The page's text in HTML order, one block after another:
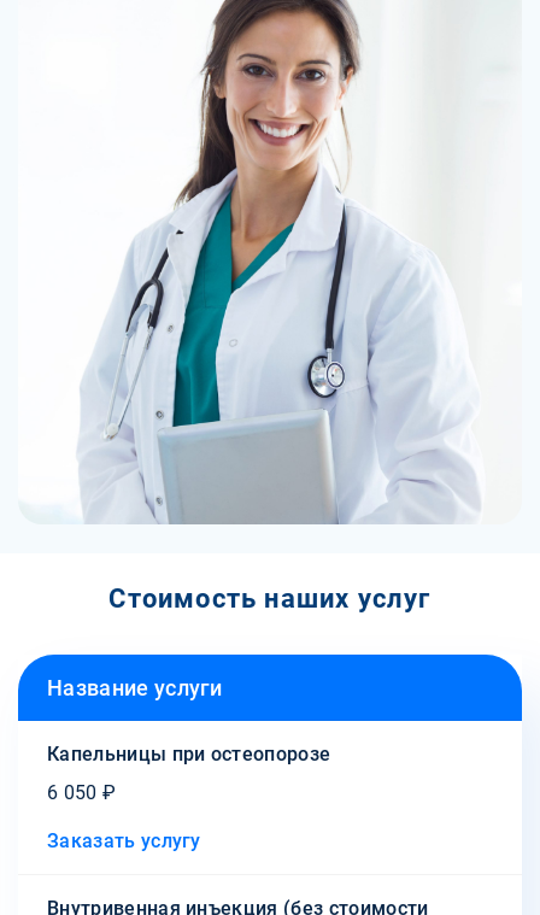
Стоимость наших услуг
Название услуги
Капельницы при остеопорозе
6 050 ₽
Заказать услугу
Внутривенная инъекция (без стоимости